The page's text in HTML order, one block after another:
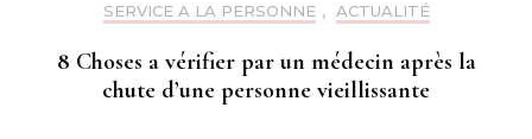
SERVICE A LA PERSONNE , ACTUALITÉ
8 Choses a vérifier par un médecin après la
chute d’une personne vieillissante